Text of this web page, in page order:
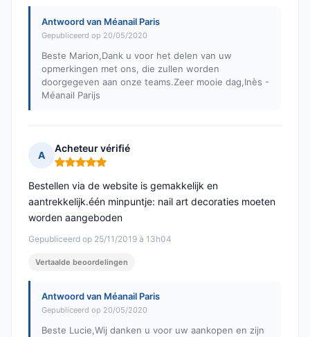
Antwoord van Méanail Paris
Gepubliceerd op 20/05/2020
Beste Marion,Dank u voor het delen van uw
opmerkingen met ons, die zullen worden
doorgegeven aan onze teams.Zeer mooie dag,Inès -
Méanail Parijs
A
Acheteur vérifié
Opmerking: 5 van 5
Gepubliceerd op 25/11/2019 à 13h04
Bestellen via de website is gemakkelijk en
aantrekkelijk.één minpuntje: nail art decoraties moeten
worden aangeboden
Vertaalde beoordelingen
Antwoord van Méanail Paris
Gepubliceerd op 20/05/2020
Beste Lucie,Wij danken u voor uw aankopen en zijn